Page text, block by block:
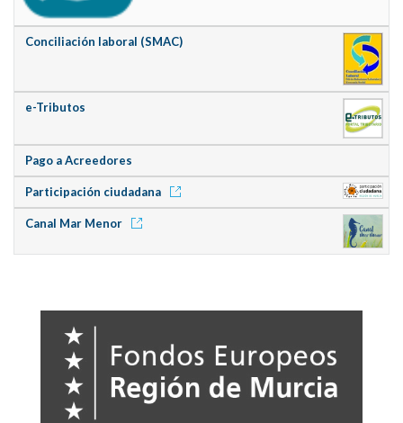
Conciliación laboral (SMAC)
e-Tributos
Pago a Acreedores
Participación ciudadana
Canal Mar Menor